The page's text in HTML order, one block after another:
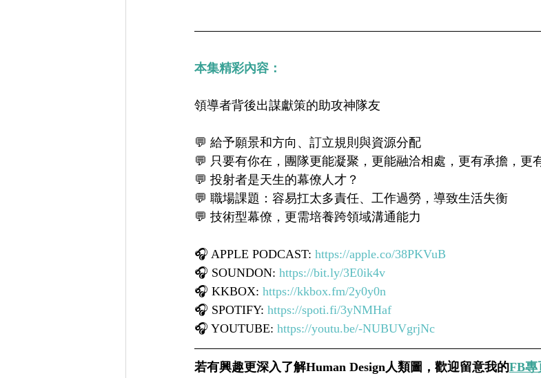
本集精彩內容：
領導者背後出謀獻策的助攻神隊友
💬 給予願景和方向、訂立規則與資源分配
💬 只要有你在，團隊更能凝聚，更能融洽相處，更有承擔，更
💬 投射者是天生的幕僚人才？
💬 職場課題：容易扛太多責任、工作過勞，導致生活失衡
💬 技術型幕僚，更需培養跨領域溝通能力
🎧 APPLE PODCAST: https://apple.co/38PKVuB
🎧 SOUNDON: https://bit.ly/3E0ik4v
🎧 KKBOX: https://kkbox.fm/2y0y0n
🎧 SPOTIFY: https://spoti.fi/3yNMHaf
🎧 YOUTUBE: https://youtu.be/-NUBUVgrjNc
若有興趣更深入了解Human Design人類圖，歡迎留意我的FB專